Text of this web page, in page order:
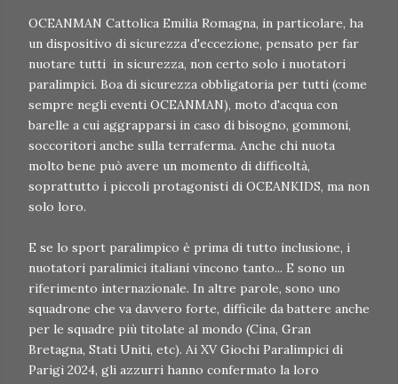
OCEANMAN Cattolica Emilia Romagna, in particolare, ha
un dispositivo di sicurezza d'eccezione, pensato per far
nuotare tutti in sicurezza, non certo solo i nuotatori
paralimpici. Boa di sicurezza obbligatoria per tutti (come
sempre negli eventi OCEANMAN), moto d'acqua con
barelle a cui aggrapparsi in caso di bisogno, gommoni,
soccoritori anche sulla terraferma. Anche chi nuota
molto bene può avere un momento di difficoltà,
soprattutto i piccoli protagonisti di OCEANKIDS, ma non
solo loro.
E se lo sport paralimpico è prima di tutto inclusione, i
nuotatori paralimici italiani vincono tanto... E sono un
riferimento internazionale. In altre parole, sono uno
squadrone che va davvero forte, difficile da battere anche
per le squadre più titolate al mondo (Cina, Gran
Bretagna, Stati Uniti, etc). Ai XV Giochi Paralimpici di
Parigi 2024, gli azzurri hanno confermato la loro